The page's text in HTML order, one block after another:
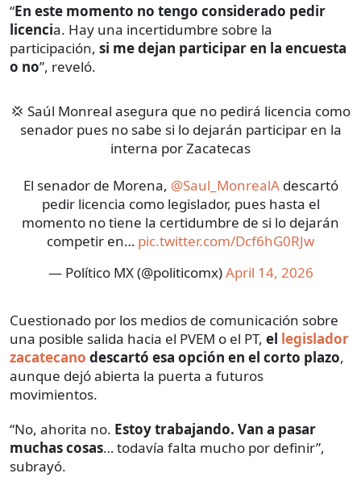
“En este momento no tengo considerado pedir
licencia. Hay una incertidumbre sobre la
participación, si me dejan participar en la encuesta
o no”, reveló.
💢 Saúl Monreal asegura que no pedirá licencia como
senador pues no sabe si lo dejarán participar en la
interna por Zacatecas
El senador de Morena, @Saul_MonrealAdescartó
pedir licencia como legislador, pues hasta el
momento no tiene la certidumbre de si lo dejarán
competir en… pic.twitter.com/Dcf6hG0RJw
— Político MX (@politicomx)April 14, 2026
Cuestionado por los medios de comunicación sobre
una posible salida hacia el PVEM o el PT, el legislador
zacatecano descartó esa opción en el corto plazo,
aunque dejó abierta la puerta a futuros
movimientos.
“No, ahorita no. Estoy trabajando. Van a pasar
muchas cosas… todavía falta mucho por definir”,
subrayó.